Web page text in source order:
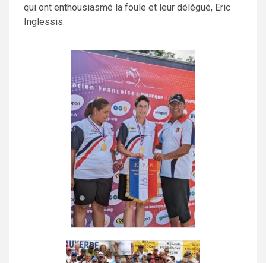
qui ont enthousiasmé la foule et leur délégué, Eric
Inglessis.